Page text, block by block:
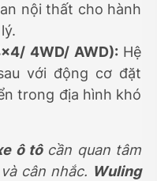
nội thất cho hành
4WD/ AWD): Hệ
với động cơ đặt
trong địa hình khó
ô tôcần quan tâm
cân nhắc. Wuling